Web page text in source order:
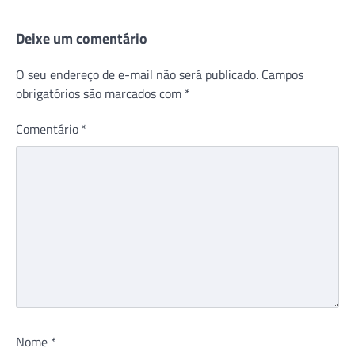
Deixe um comentário
O seu endereço de e-mail não será publicado. Campos
obrigatórios são marcados com *
Comentário *
Nome *